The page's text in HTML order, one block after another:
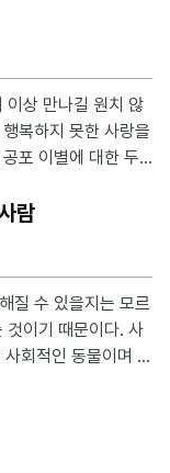
이상 만나길 원치 않
복하지 못한 사랑을
한 일이 더해지면 혼
또한, 부모에 대한
트라우마도 이별에
없다. 이별 후 혼자
. 이별을 나쁜 것으로
행
람
질 수 있을지는 모르
이기 때문이다. 사
구이지만, ‘사랑받
어질 수 있다. 이는
지는 것과 비슷하